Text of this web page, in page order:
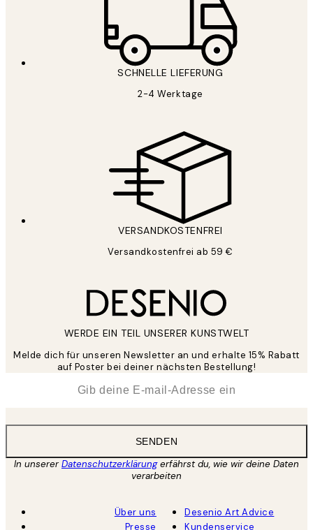
SCHNELLE LIEFERUNG
2-4 Werktage
VERSANDKOSTENFREI
Versandkostenfrei ab 59 €
WERDE EIN TEIL UNSERER KUNSTWELT
Melde dich für unseren Newsletter an und erhalte 15% Rabatt
auf Poster bei deiner nächsten Bestellung!
SENDEN
In unsererDatenschutzerklärungerfährst du, wie wir deine Daten
verarbeiten
Über uns
Presse
Desenio Art Advice
Kundenservice